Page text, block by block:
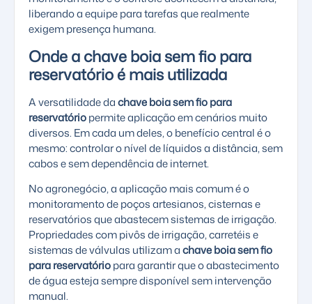
liberando a equipe para tarefas que realmente
exigem presença humana.
Onde a chave boia sem fio para
reservatório é mais utilizada
A versatilidade dachave boia sem fio para
reservatóriopermite aplicação em cenários muito
diversos. Em cada um deles, o benefício central é o
mesmo: controlar o nível de líquidos a distância, sem
cabos e sem dependência de internet.
No agronegócio, a aplicação mais comum é o
monitoramento de poços artesianos, cisternas e
reservatórios que abastecem sistemas de irrigação.
Propriedades compivôs de irrigação,carretéise
sistemas de válvulas utilizam achave boia sem fio
para reservatóriopara garantir que o abastecimento
de água esteja sempre disponível sem intervenção
manual.